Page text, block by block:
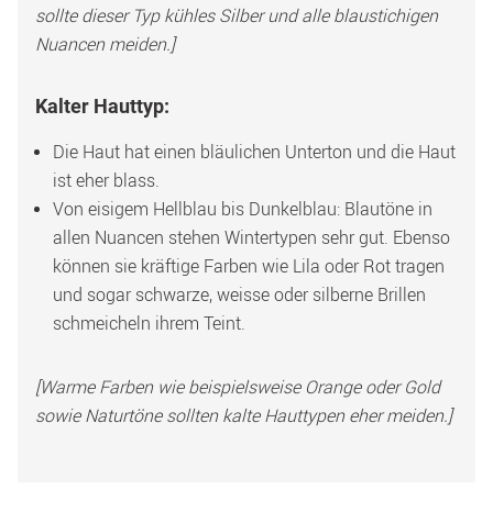
sollte dieser Typ kühles Silber und alle blaustichigen
Nuancen meiden.]
Kalter Hauttyp:
Die Haut hat einen bläulichen Unterton und die Haut
ist eher blass.
Von eisigem Hellblau bis Dunkelblau: Blautöne in
allen Nuancen stehen Wintertypen sehr gut. Ebenso
können sie kräftige Farben wie Lila oder Rot tragen
und sogar schwarze, weisse oder silberne Brillen
schmeicheln ihrem Teint.
[Warme Farben wie beispielsweise Orange oder Gold
sowie Naturtöne sollten kalte Hauttypen eher meiden.]